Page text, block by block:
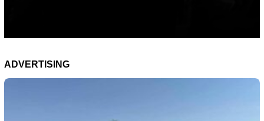
ADVERTISING